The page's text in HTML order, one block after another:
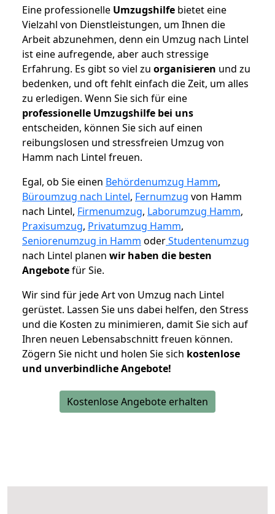
Eine professionelle Umzugshilfe bietet eine
Vielzahl von Dienstleistungen, um Ihnen die
Arbeit abzunehmen, denn ein Umzug nach Lintel
ist eine aufregende, aber auch stressige
Erfahrung. Es gibt so viel zu organisieren und zu
bedenken, und oft fehlt einfach die Zeit, um alles
zu erledigen. Wenn Sie sich für eine
professionelle Umzugshilfe bei uns
entscheiden, können Sie sich auf einen
reibungslosen und stressfreien Umzug von
Hamm nach Lintel freuen.
Egal, ob Sie einen Behördenumzug Hamm,
Büroumzug nach Lintel, Fernumzug von Hamm
nach Lintel, Firmenumzug, Laborumzug Hamm,
Praxisumzug, Privatumzug Hamm,
Seniorenumzug in Hamm oderStudentenumzug
nach Lintel planen wir haben die besten
Angebotefür Sie.
Wir sind für jede Art von Umzug nach Lintel
gerüstet. Lassen Sie uns dabei helfen, den Stress
und die Kosten zu minimieren, damit Sie sich auf
Ihren neuen Lebensabschnitt freuen können.
Zögern Sie nicht und holen Sie sich kostenlose
und unverbindliche Angebote!
Kostenlose Angebote erhalten